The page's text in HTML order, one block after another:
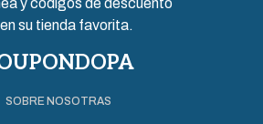
su tienda favorita.
SOBRE NOSOTRAS